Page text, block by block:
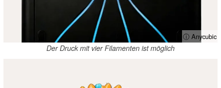
ⓘ Anycubic
Der Druck mit vier Filamenten ist möglich